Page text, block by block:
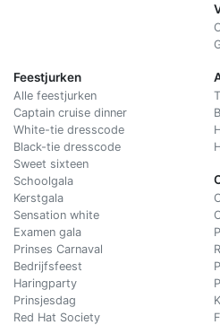
Feestjurken
Alle feestjurken
Captain cruise dinner
White-tie dresscode
Black-tie dresscode
Sweet sixteen
Schoolgala
Kerstgala
Sensation white
Examen gala
Prinses Carnaval
Bedrijfsfeest
Haringparty
Prinsjesdag
Red Hat Society